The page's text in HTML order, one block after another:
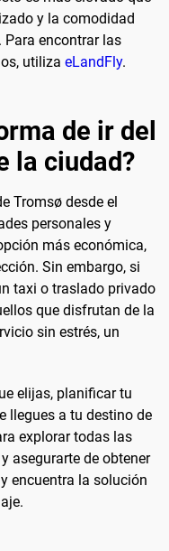
y la comodidad
encontrar las
utiliza eLandFly.
de ir del
la ciudad?
Tromsø desde el
personales y
más económica,
Sin embargo, si
taxi o traslado privado
que disfrutan de la
sin estrés, un
elijas, planificar tu
llegues a tu destino de
explorar todas las
asegurarte de obtener
y encuentra la solución